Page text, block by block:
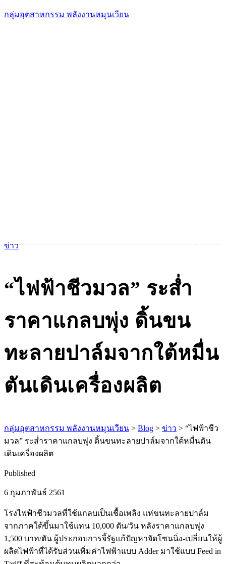
กลุ่มอุตสาหกรรม พลังงานหมุนเวียน
เ
ข่าว
“ไฟฟ้าชีวมวล” ระส่ำ
ราคาแกลบพุ่ง ดิ้นขน
ทะลายปาล์มจากใต้หมื่น
ตันเดินเครื่องผลิต
กลุ่มอุตสาหกรรม พลังงานหมุนเวียน > Blog > ข่าว > “ไฟฟ้าชีว
มวล” ระส่ำราคาแกลบพุ่ง ดิ้นขนทะลายปาล์มจากใต้หมื่นตัน
เดินเครื่องผลิต
Published
6 กุมภาพันธ์ 2561
โรงไฟฟ้าชีวมวลที่ใช้แกลบเป็นเชื้อเพลิง แห่ขนทะลายปาล์ม
จากภาคใต้ขึ้นมาใช้แทน 10,000 ตัน/วัน หลังราคาแกลบพุ่ง
1,500 บาท/ตัน ผู้ประกอบการจี้รัฐแก้ปัญหาจัดโซนนิ่ง-เปลี่ยนให้ผู้
ผลิตไฟฟ้าที่ได้รับส่วนเพิ่มค่าไฟฟ้าแบบ Adder มาใช้แบบ Feed in